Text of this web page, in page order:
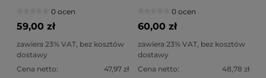
0 ocen
59,00 zł
zawiera 23% VAT, bez kosztów
dostawy
Cena netto:
47,97 zł
0 ocen
60,00 zł
zawiera 23% VAT, bez kosztów
dostawy
Cena netto:
48,78 zł